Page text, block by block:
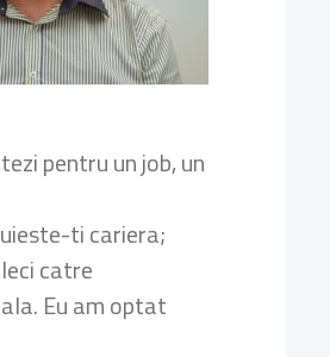
pentru un job, un
ti cariera;
catre
Eu am optat